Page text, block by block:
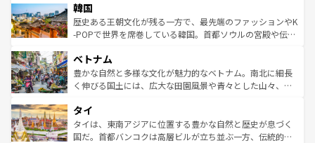
ワイを、存分に味わってほしい。 なお、新着のハワイ情報
はコンテンツ一覧を参照してほしい。
いる。アクティビティも充実しており、サーフィンやダイ
ビング、ハイキングなど、アウトドア好きにはたまらな
い。オーストラリアの多彩な魅力を存分に味わいつくそ
参照してほしい。
ン）、静ひつな山岳地帯である台湾東部など、都市の喧騒
と山間の静けさが共存しており、訪れる人に新しい発見と
驚きをもたらしてくれる。また、奥深い台湾の食文化も魅
容にもいいと評判のスイーツなど、バラエティ豊かな料理
が味わえる。 なお、新着の台湾情報は コンテンツ一覧を参
照してほしい。
韓国
歴史ある王朝文化が残る一方で、最先端のファッションやK
-POPで世界を席巻している韓国。首都ソウルの宮殿や伝統
き、地方に足を延ばせば四季折々の自然美を楽しむことが
できる。そして、キムチや焼肉、絶品のストリートフード
まで、さまざまな韓国料理が待っている。夜には、韓国な
リティに包まれながら、韓国の多彩な魅力を心ゆくまで味
わってみてほしい。 なお、新着の韓国情報はコンテンツ一
覧を参照してほしい。
ベトナム
豊かな自然と多様な文化が魅力的なベトナム。南北に細長
く伸びる国土には、広大な田園風景や青々とした山々、世
急速な発展と共に伝統が息づく。ハノイの古い町並みやホ
ーチミン市のフランス統治時代の建物も、独特の雰囲気を
醸し出している。また、バラエティの豊かさとおいしさで
タイ
タイは、東南アジアに位置する豊かな自然と歴史が息づく
国だ。首都バンコクは高層ビルが立ち並ぶ一方、伝統的な